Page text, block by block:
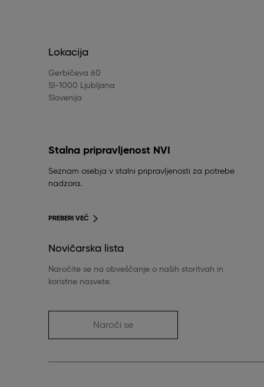
Lokacija
Gerbičeva 60
SI-1000 Ljubljana
Slovenija
Stalna pripravljenost NVI
Seznam osebja v stalni pripravljenosti za potrebe
nadzora.
PREBERI VEČ
Novičarska lista
Naročite se na obveščanje o naših storitvah in
koristne nasvete.
Naroči se